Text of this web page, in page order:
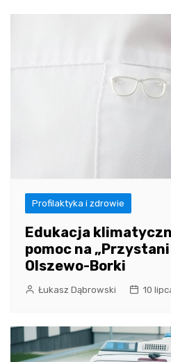
Profilaktyka i zdrowie
Edukacja
pomoc na
Olszewo-Borki
Łukasz Dąbrowski 10